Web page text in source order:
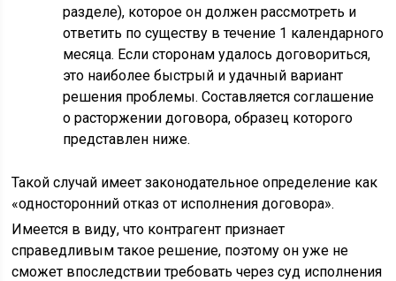
разделе), которое он должен рассмотреть и
ответить по существу в течение 1 календарного
месяца. Если сторонам удалось договориться,
это наиболее быстрый и удачный вариант
решения проблемы. Составляется соглашение
о расторжении договора, образец которого
представлен ниже.
Такой случай имеет законодательное определение как
«односторонний отказ от исполнения договора».
Имеется в виду, что контрагент признает
справедливым такое решение, поэтому он уже не
сможет впоследствии требовать через суд исполнения